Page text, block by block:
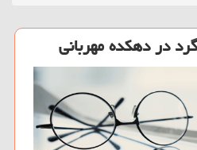
در دهكده مهربانی